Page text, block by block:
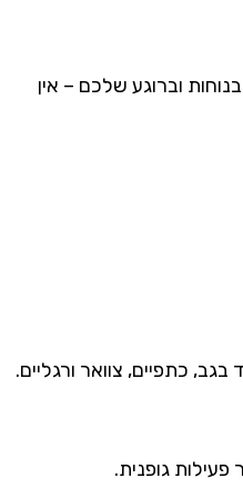
בנוחות וברוגע שלכם – אין
כתפיים, צוואר ורגליים.
גופנית.